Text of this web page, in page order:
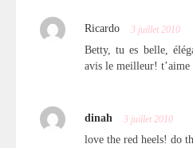
Ricardo 3 juillet 2010
Betty, tu es belle,
avis le meilleur! t’aime
dinah 3 juillet 2010
love the red heels! do